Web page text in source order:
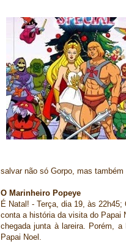
salvar não só Gorpo, mas também
O Marinheiro Popeye
É Natal! - Terça, dia 19, às
conta a história da visita do Papai
chegada junta à lareira. Porém,
Papai Noel.